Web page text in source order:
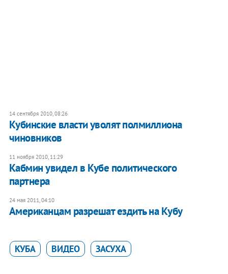
14 сентября 2010, 08:26
Кубинские власти уволят полмиллиона
чиновников
11 ноября 2010, 11:29
Кабмин увидел в Кубе политического
партнера
24 мая 2011, 04:10
Американцам разрешат ездить на Кубу
КУБА ВИДЕО ЗАСУХА